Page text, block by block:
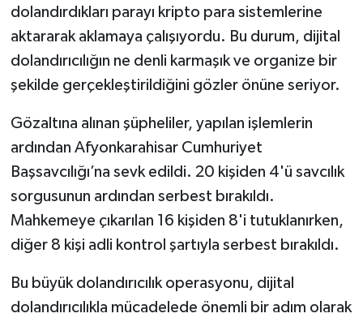
dolandırdıkları parayı kripto para sistemlerine
aktararak aklamaya çalışıyordu. Bu durum, dijital
dolandırıcılığın ne denli karmaşık ve organize bir
şekilde gerçekleştirildiğini gözler önüne seriyor.
Gözaltına alınan şüpheliler, yapılan işlemlerin
ardından Afyonkarahisar Cumhuriyet
Başsavcılığı’na sevk edildi. 20 kişiden 4'ü savcılık
sorgusunun ardından serbest bırakıldı.
Mahkemeye çıkarılan 16 kişiden 8'i tutuklanırken,
diğer 8 kişi adli kontrol şartıyla serbest bırakıldı.
Bu büyük dolandırıcılık operasyonu, dijital
dolandırıcılıkla mücadelede önemli bir adım olarak